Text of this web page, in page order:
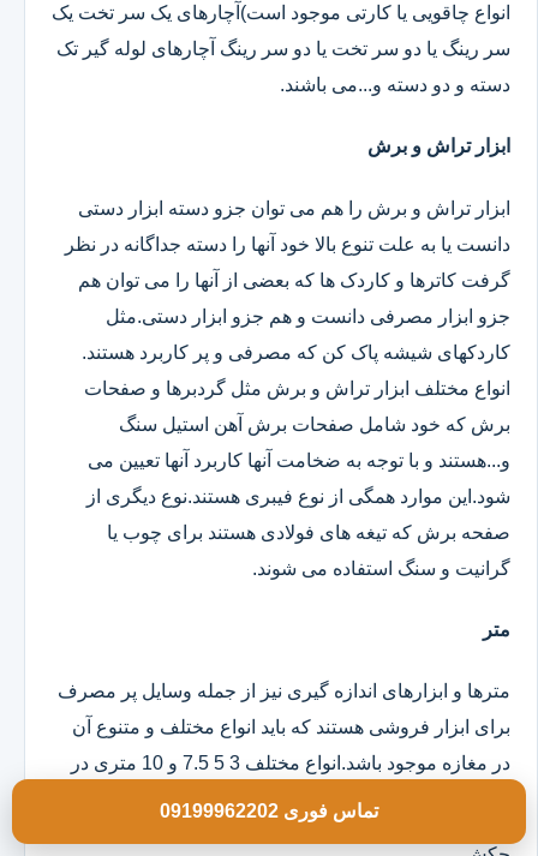
انواع چاقویی یا کارتی موجود است)آچارهای یک سر تخت یک
سر رینگ یا دو سر تخت یا دو سر رینگ آچارهای لوله گیر تک
دسته و دو دسته و...می باشند.
ابزار تراش و برش
ابزار تراش و برش را هم می توان جزو دسته ابزار دستی
دانست یا به علت تنوع بالا خود آنها را دسته جداگانه در نظر
گرفت کاترها و کاردک ها که بعضی از آنها را می توان هم
جزو ابزار مصرفی دانست و هم جزو ابزار دستی.مثل
کاردکهای شیشه پاک کن که مصرفی و پر کاربرد هستند.
انواع مختلف ابزار تراش و برش مثل گردبرها و صفحات
برش که خود شامل صفحات برش آهن استیل سنگ
و...هستند و با توجه به ضخامت آنها کاربرد آنها تعیین می
شود.این موارد همگی از نوع فیبری هستند.نوع دیگری از
صفحه برش که تیغه های فولادی هستند برای چوب یا
گرانیت و سنگ استفاده می شوند.
متر
مترها و ابزارهای اندازه گیری نیز از جمله وسایل پر مصرف
برای ابزار فروشی هستند که باید انواع مختلف و متنوع آن
در مغازه موجود باشد.انواع مختلف 3 5 7.5 و 10 متری در
مدلهای روکش دار و ساده موجود است.
تماس فوری 09199962202